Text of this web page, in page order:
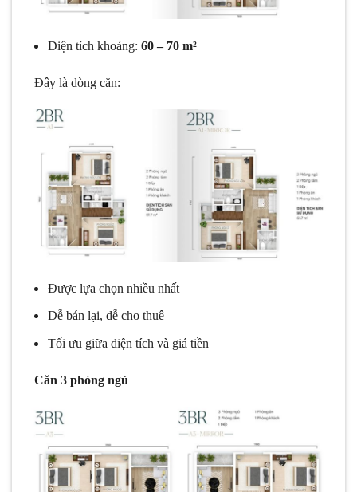
Diện tích khoảng: 60 – 70 m²
Đây là dòng căn:
Được lựa chọn nhiều nhất
Dễ bán lại, dễ cho thuê
Tối ưu giữa diện tích và giá tiền
Căn 3 phòng ngủ